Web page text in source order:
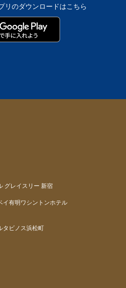
リのダウンロードはこちら
グレイスリー 新宿
イ有明ワシントンホテル
タビノス浜松町